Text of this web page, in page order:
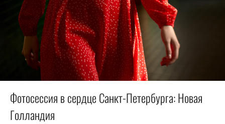
Фотосессия в сердце Санкт-Петербурга: Новая
Голландия